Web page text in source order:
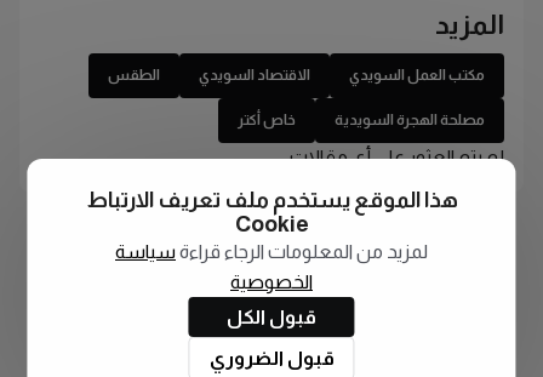
المزيد
مكتب العمل السويدي الاقتصاد السويدي الطقس
مصلحة الهجرة السويدية خاص أكتر
لم يتم العثور على أي مقالات
هذا الموقع يستخدم ملف تعريف الارتباط
Cookie
لمزيد من المعلومات الرجاء قراءة سياسة
الخصوصية
قبول الكل
قبول الضروري